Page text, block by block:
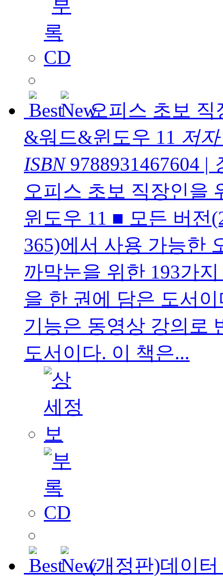
오피스 초보
&워드&윈도우 11 저자
ISBN9788931467604 |
오피스 초보 직장인을
윈도우 11 ■ 모든 버전
365)에서 사용 가능한
까막눈을 위한 193가
을 한 권에 담은 도서
기능은 동영상 강의로
도서이다. 이 책은...
(개정판)데이